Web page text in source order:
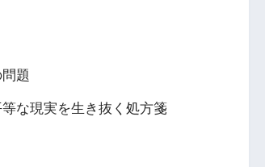
題
な現実を生き抜く処方箋